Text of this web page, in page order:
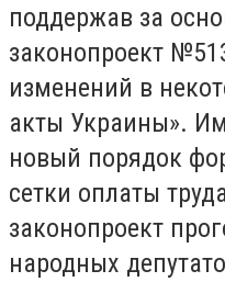
поддержав за
законопроект
изменений в
акты Украины».
новый порядок
сетки оплаты
законопроект
народных